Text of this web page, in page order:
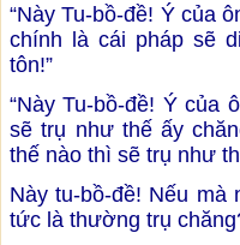
“Này Tu-bồ-đề! Ý của
chính là cái pháp sẽ
tôn!”
“Này Tu-bồ-đề! Ý của
sẽ trụ như thế ấy
thế nào thì sẽ trụ như
Này tu-bồ-đề! Nếu
tức là thường trụ